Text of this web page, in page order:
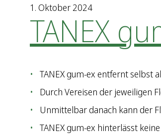
1. Oktober 2024
TANEX
TANEX gum-ex entfernt selbst
Durch Vereisen der jeweiligen
Unmittelbar danach kann der
TANEX gum-ex hinterlässt